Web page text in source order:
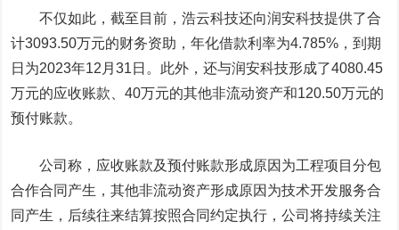
不仅如此，截至目前，浩云科技还向润安科技提供了合
计3093.50万元的财务资助，年化借款利率为4.785%，到期
日为2023年12月31日。此外，还与润安科技形成了4080.45
万元的应收账款、40万元的其他非流动资产和120.50万元的
预付账款。
公司称，应收账款及预付账款形成原因为工程项目分包
合作合同产生，其他非流动资产形成原因为技术开发服务合
同产生，后续往来结算按照合同约定执行，公司将持续关注